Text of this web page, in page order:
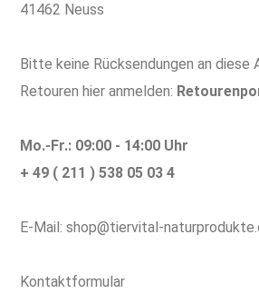
41462 Neuss
Bitte keine Rücksendungen an diese
Retouren hier anmelden:
Mo.-Fr.: 09:00 - 14:00 Uhr
+ 49 ( 211 ) 538 05 03 4
E-Mail: shop@tiervital-
Kontaktformular